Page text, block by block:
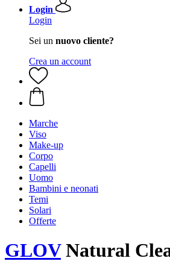
Login
Login
Sei un nuovo cliente?
Crea un account
Marche
Viso
Make-up
Corpo
Capelli
Uomo
Bambini e neonati
Temi
Solari
Offerte
GLOVNatural